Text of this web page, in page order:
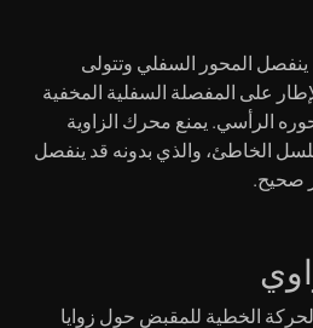
ينفصل المحور السفلي وتتولى
على المفصلة السفلية المخفية
الرأسي. يمنع محرك الزاوية
الخاطئ، والذي بدونه قد ينفصل
صحيح.
الخطية للمقبض حول زوايا